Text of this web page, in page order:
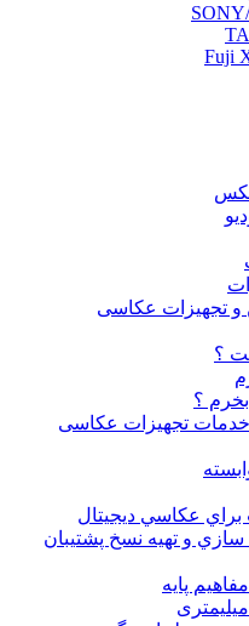
Fuji
عکس
و تجهیزات عکاسی
؟
تجهيزات عكاسی
عكاسي ديجيتال
سازي و تهيه نسخ پشتيبان
پايه